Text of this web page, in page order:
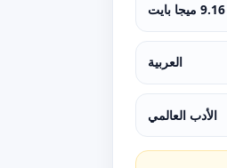
9.16 ميجا بايت
العربية
الأدب العالمي